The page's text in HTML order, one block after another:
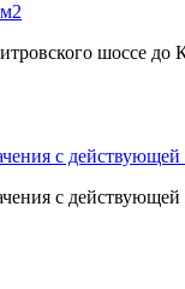
шоссе до
с действующей
с